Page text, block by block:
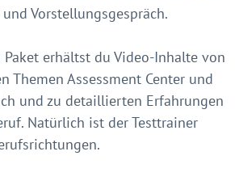
Vorstellungsgespräch.
Paket erhältst du Video-Inhalte von
Themen Assessment Center und
und zu detaillierten Erfahrungen
Natürlich ist der Testtrainer